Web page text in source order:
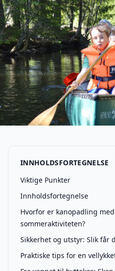
INNHOLDSFORTEGNELSE
Viktige Punkter
Innholdsfortegnelse
Hvorfor er kanopadling
sommeraktiviteten?
Sikkerhet og utstyr: Slik får
Praktiske tips for en